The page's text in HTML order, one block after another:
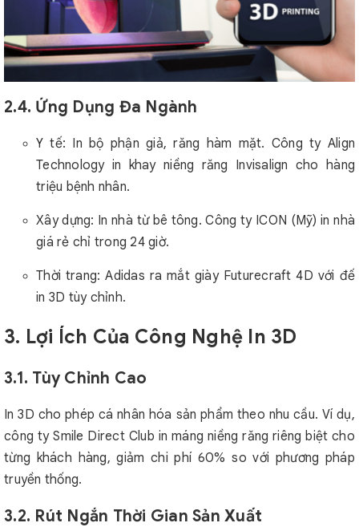
2.4. Ứng Dụng Đa Ngành
Y tế: In bộ phận giả, răng hàm mặt. Công ty Align
Technology in khay niềng răng Invisalign cho hàng
triệu bệnh nhân.
Xây dựng: In nhà từ bê tông. Công ty ICON (Mỹ) in nhà
giá rẻ chỉ trong 24 giờ.
Thời trang: Adidas ra mắt giày Futurecraft 4D với đế
in 3D tùy chỉnh.
3. Lợi Ích Của Công Nghệ In 3D
3.1. Tùy Chỉnh Cao
In 3D cho phép cá nhân hóa sản phẩm theo nhu cầu. Ví dụ,
công ty Smile Direct Club in máng niềng răng riêng biệt cho
từng khách hàng, giảm chi phí 60% so với phương pháp
truyền thống.
3.2. Rút Ngắn Thời Gian Sản Xuất